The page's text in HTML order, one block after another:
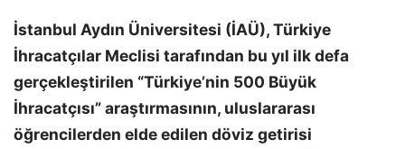
İstanbul Aydın Üniversitesi (İAÜ), Türkiye
İhracatçılar Meclisi tarafından bu yıl ilk defa
gerçekleştirilen “Türkiye’nin 500 Büyük
İhracatçısı” araştırmasının, uluslararası
öğrencilerden elde edilen döviz getirisi